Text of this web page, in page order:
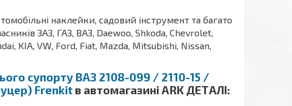
наклейки, садовий інструмент та багато
ЗАЗ, ГАЗ, ВАЗ, Daewoo, Shkoda, Chevrolet,
KIA, VW, Ford, Fiat, Mazda, Mitsubishi, Nissan,
супорту ВАЗ 2108-099 / 2110-15 /
Frenkitв автомагазині ARK ДЕТАЛІ: